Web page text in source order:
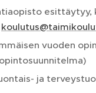
esittäytyy,
vuoden
ja